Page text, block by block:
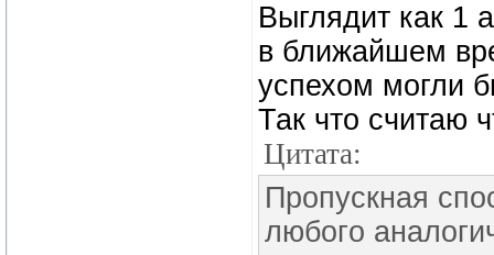
Выглядит как 1
в ближайшем
успехом могли
Так что считаю
Цитата:
Пpопуcкная
любoгo